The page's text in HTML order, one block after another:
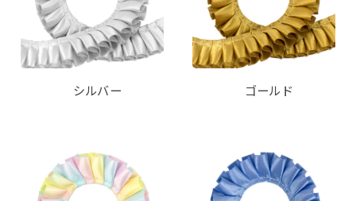
シルバー ゴールド